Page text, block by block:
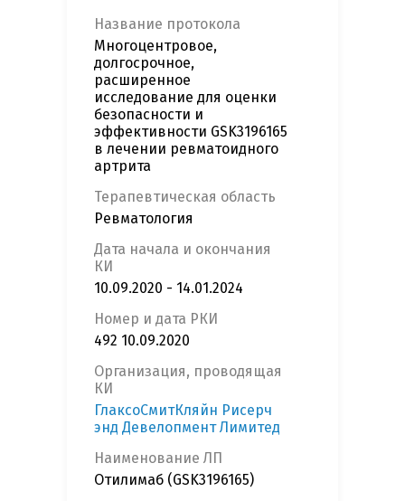
Название протокола
Многоцентровое,
долгосрочное,
расширенное
исследование для оценки
безопасности и
эффективности GSK3196165
в лечении ревматоидного
артрита
Терапевтическая область
Ревматология
Дата начала и окончания
КИ
10.09.2020 - 14.01.2024
Номер и дата РКИ
492 10.09.2020
Организация, проводящая
КИ
ГлаксоСмитКляйн Рисерч
энд Девелопмент Лимитед
Наименование ЛП
Отилимаб (GSK3196165)